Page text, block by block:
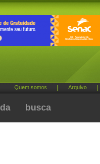
Quem somos Arquivo
busca